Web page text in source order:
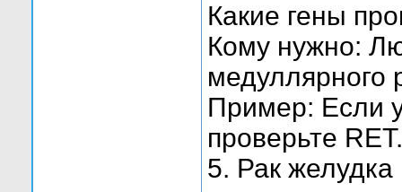
Какие гены
Кому нужно:
медуллярного
Пример: Если
проверьте RET.
5. Рак желудка